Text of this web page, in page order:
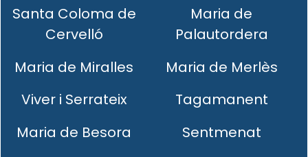
Santa Coloma de
Cervelló
Maria de
Palautordera
Maria de Miralles
Maria de Merlès
Viver i Serrateix
Tagamanent
Maria de Besora
Sentmenat